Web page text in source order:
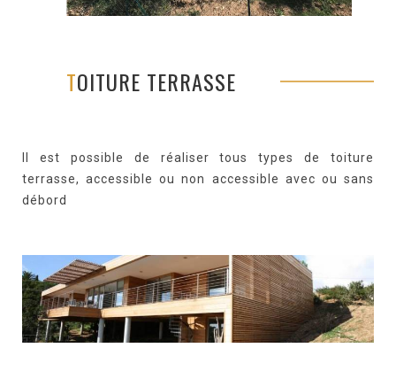
TOITURE TERRASSE
Il est possible de réaliser tous types de toiture
terrasse, accessible ou non accessible avec ou sans
débord